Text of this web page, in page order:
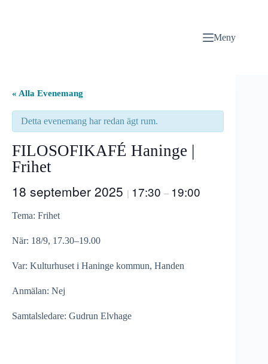
Meny
« Alla Evenemang
Detta evenemang har redan ägt rum.
FILOSOFIKAFÉ Haninge |
Frihet
18 september 2025 | 17:30 – 19:00
Tema: Frihet
När: 18/9, 17.30–19.00
Var: Kulturhuset i Haninge kommun, Handen
Anmälan: Nej
Samtalsledare: Gudrun Elvhage